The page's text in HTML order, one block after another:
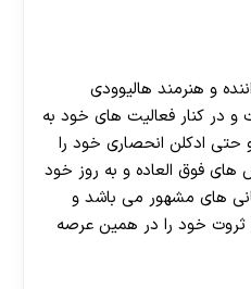
و هنرمند هالیوودی
در کنار فعالیت های خود به
حتی ادکلن انحصاری خود را
فوق العاده و به روز خود
های مشهور می باشد و
خود را در همین عرصه